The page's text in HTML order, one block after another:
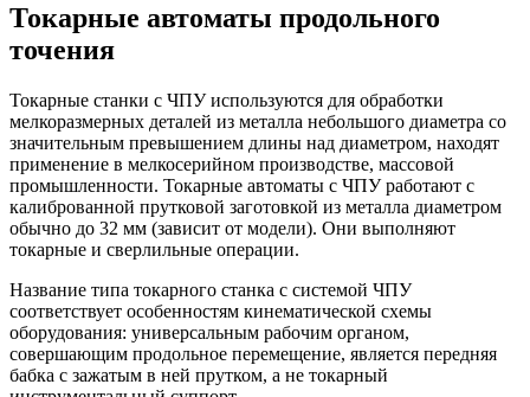
Токарные автоматы продольного
точения
Токарные станки с ЧПУ используются для обработки
мелкоразмерных деталей из металла небольшого диаметра со
значительным превышением длины над диаметром, находят
применение в мелкосерийном производстве, массовой
промышленности. Токарные автоматы с ЧПУ работают с
калиброванной прутковой заготовкой из металла диаметром
обычно до 32 мм (зависит от модели). Они выполняют
токарные и сверлильные операции.
Название типа токарного станка с системой ЧПУ
соответствует особенностям кинематической схемы
оборудования: универсальным рабочим органом,
совершающим продольное перемещение, является передняя
бабка с зажатым в ней прутком, а не токарный